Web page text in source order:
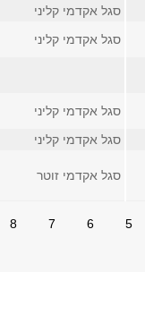
סגל אקדמי קליני
סגל אקדמי קליני
סגל אקדמי קליני
סגל אקדמי קליני
סגל אקדמי זוטר
5
6
7
8